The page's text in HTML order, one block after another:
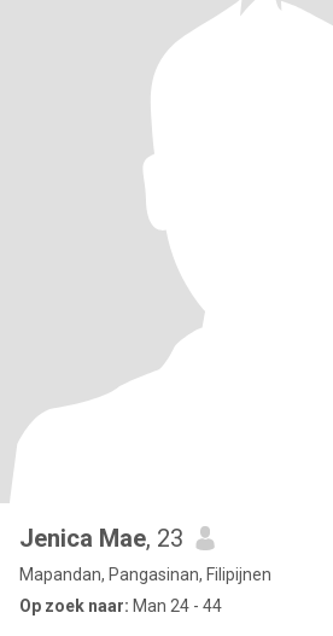
Jenica Mae, 23
Mapandan, Pangasinan, Filipijnen
Op zoek naar: Man 24 - 44